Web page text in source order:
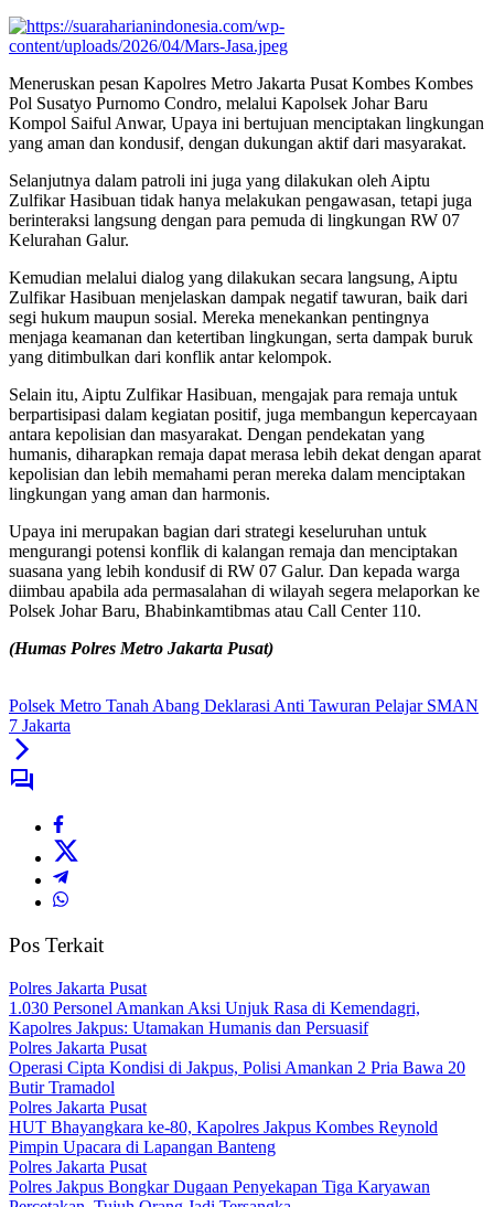
Meneruskan pesan Kapolres Metro Jakarta Pusat Kombes Kombes
Pol Susatyo Purnomo Condro, melalui Kapolsek Johar Baru
Kompol Saiful Anwar, Upaya ini bertujuan menciptakan lingkungan
yang aman dan kondusif, dengan dukungan aktif dari masyarakat.
Selanjutnya dalam patroli ini juga yang dilakukan oleh Aiptu
Zulfikar Hasibuan tidak hanya melakukan pengawasan, tetapi juga
berinteraksi langsung dengan para pemuda di lingkungan RW 07
Kelurahan Galur.
Kemudian melalui dialog yang dilakukan secara langsung, Aiptu
Zulfikar Hasibuan menjelaskan dampak negatif tawuran, baik dari
segi hukum maupun sosial. Mereka menekankan pentingnya
menjaga keamanan dan ketertiban lingkungan, serta dampak buruk
yang ditimbulkan dari konflik antar kelompok.
Selain itu, Aiptu Zulfikar Hasibuan, mengajak para remaja untuk
berpartisipasi dalam kegiatan positif, juga membangun kepercayaan
antara kepolisian dan masyarakat. Dengan pendekatan yang
humanis, diharapkan remaja dapat merasa lebih dekat dengan aparat
kepolisian dan lebih memahami peran mereka dalam menciptakan
lingkungan yang aman dan harmonis.
Upaya ini merupakan bagian dari strategi keseluruhan untuk
mengurangi potensi konflik di kalangan remaja dan menciptakan
suasana yang lebih kondusif di RW 07 Galur. Dan kepada warga
diimbau apabila ada permasalahan di wilayah segera melaporkan ke
Polsek Johar Baru, Bhabinkamtibmas atau Call Center 110.
(Humas Polres Metro Jakarta Pusat)
Polsek Metro Tanah Abang Deklarasi Anti Tawuran Pelajar SMAN
7 Jakarta
Pos Terkait
Polres Jakarta Pusat
1.030 Personel Amankan Aksi Unjuk Rasa di Kemendagri,
Kapolres Jakpus: Utamakan Humanis dan Persuasif
Polres Jakarta Pusat
Operasi Cipta Kondisi di Jakpus, Polisi Amankan 2 Pria Bawa 20
Butir Tramadol
Polres Jakarta Pusat
HUT Bhayangkara ke-80, Kapolres Jakpus Kombes Reynold
Pimpin Upacara di Lapangan Banteng
Polres Jakarta Pusat
Polres Jakpus Bongkar Dugaan Penyekapan Tiga Karyawan